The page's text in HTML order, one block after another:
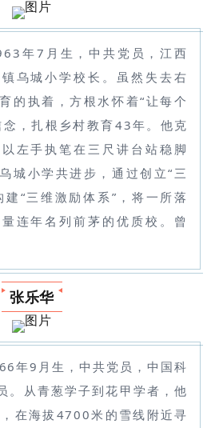
年7月生，中共党员，江西
乌城小学校长。虽然失去右
的执着，方根水怀着“让每个
，扎根乡村教育43年。他克
左手执笔在三尺讲台站稳脚
城小学共进步，通过创立“三
“三维激励体系”，将一所落
连年名列前茅的优质校。曾
张乐华
9月生，中共党员，中国科
。从青葱学子到花甲学者，他
在海拔4700米的雪线附近寻